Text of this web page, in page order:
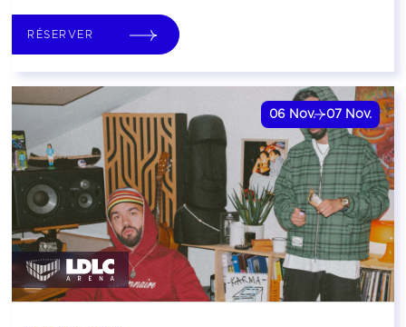
RÉSERVER
06 Nov. 07 Nov.